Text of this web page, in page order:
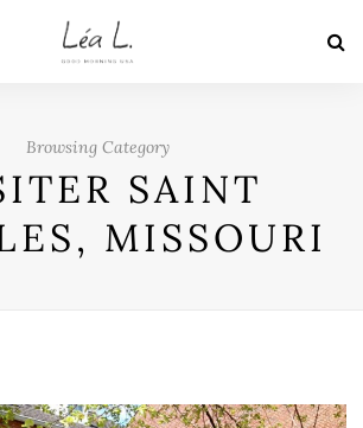
Browsing Category
SAINT
MISSOURI